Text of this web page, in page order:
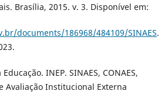
Brasília, 2015. v. 3. Disponível em:
documents/186968/484109/SINAES.
INEP. SINAES, CONAES,
Avaliação Institucional Externa